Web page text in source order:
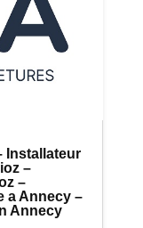
Installateur
–
–
a Annecy –
Annecy